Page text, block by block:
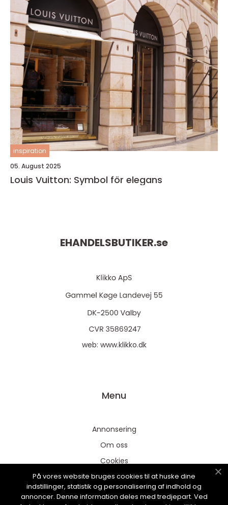
inspiration
05. August 2025
Louis Vuitton: Symbol för elegans
EHANDELSBUTIKER.se
web: www.klikko.dk
Menu
Annonsering
Om oss
Cookies
Kontakta oss
Sitemap
På vores website bruges cookies til at huske dine
indstillinger, statistik og personalisering af indhold og
annoncer. Denne information deles med tredjepart. Ved